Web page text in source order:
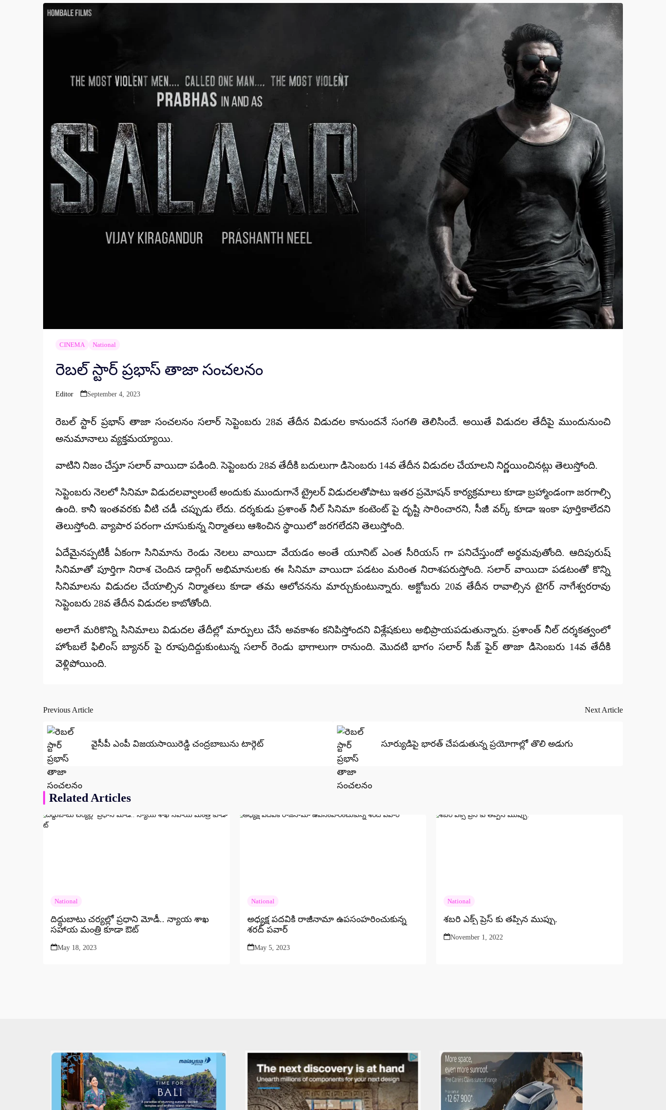
CINEMA National
రెబల్ స్టార్ ప్రభాస్ తాజా సంచలనం
Posted
Editor September 4, 2023
రెబల్ స్టార్ ప్రభాస్ తాజా సంచలనం సలార్ సెప్టెంబరు 28వ తేదీన విడుదల కానుందనే సంగతి తెలిసిందే. అయితే విడుదల తేదీపై ముందునుంచి
అనుమానాలు వ్యక్తమయ్యాయి.
వాటిని నిజం చేస్తూ సలార్ వాయిదా పడింది. సెప్టెంబరు 28వ తేదీకి బదులుగా డిసెంబరు 14వ తేదీన విడుదల చేయాలని నిర్ణయించినట్లు తెలుస్తోంది.
సెప్టెంబరు నెలలో సినిమా విడుదలవ్వాలంటే అందుకు ముందుగానే ట్రైలర్ విడుదలతోపాటు ఇతర ప్రమోషన్ కార్యక్రమాలు కూడా బ్రహ్మాండంగా జరగాల్సి
ఉంది. కానీ ఇంతవరకు వీటి చడీ చప్పుడు లేదు. దర్శకుడు ప్రశాంత్ నీల్ సినిమా కంటెంట్ పై దృష్టి సారించారని, సీజీ వర్క్ కూడా ఇంకా పూర్తికాలేదని
తెలుస్తోంది. వ్యాపార పరంగా చూసుకున్న నిర్మాతలు ఆశించిన స్థాయిలో జరగలేదని తెలుస్తోంది.
ఏదేమైనప్పటికీ ఏకంగా సినిమాను రెండు నెలలు వాయిదా వేయడం అంతే యూనిట్ ఎంత సీరియస్ గా పనిచేస్తుందో అర్థమవుతోంది. ఆదిపురుష్
సినిమాతో పూర్తిగా నిరాశ చెందిన డార్లింగ్ అభిమానులకు ఈ సినిమా వాయిదా పడటం మరింత నిరాశపరుస్తోంది. సలార్ వాయిదా పడటంతో కొన్ని
సినిమాలను విడుదల చేయాల్సిన నిర్మాతలు కూడా తమ ఆలోచనను మార్చుకుంటున్నారు. అక్టోబరు 20వ తేదీన రావాల్సిన టైగర్ నాగేశ్వరరావు
సెప్టెంబరు 28వ తేదీన విడుదల కాబోతోంది.
అలాగే మరికొన్ని సినిమాలు విడుదల తేదీల్లో మార్పులు చేసే అవకాశం కనిపిస్తోందని విశ్లేషకులు అభిప్రాయపడుతున్నారు. ప్రశాంత్ నీల్ దర్శకత్వంలో
హోంబలే ఫిలింస్ బ్యానర్ పై రూపుదిద్దుకుంటున్న సలార్ రెండు భాగాలుగా రానుంది. మొదటి భాగం సలార్ సీజ్ ఫైర్ తాజా డిసెంబరు 14వ తేదీకి
వెళ్లిపోయింది.
Post
navigation
Previous Article
వైసీపీ ఎంపీ విజయసాయిరెడ్డి చంద్రబాబును టార్గెట్
Next Article
సూర్యుడిపై భారత్ చేపడుతున్న ప్రయోగాల్లో తొలి అడుగు
Related Articles
National
దిద్దుబాటు చర్యల్లో ప్రధాని మోడీ.. న్యాయ శాఖ
సహాయ మంత్రి కూడా ఔట్
May 18, 2023
National
అధ్యక్ష పదవికి రాజీనామా ఉపసంహరించుకున్న
శరద్ పవార్
May 5, 2023
National
శబరి ఎక్స్ ప్రెస్ కు తప్పిన ముప్పు.
November 1, 2022